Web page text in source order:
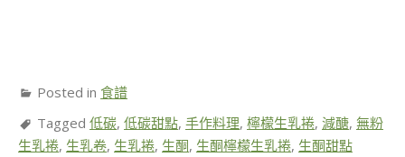
Posted in 食譜
Tagged 低碳, 低碳甜點, 手作料理, 檸檬生乳捲, 減醣, 無粉
生乳捲, 生乳卷, 生乳捲, 生酮, 生酮檸檬生乳捲, 生酮甜點